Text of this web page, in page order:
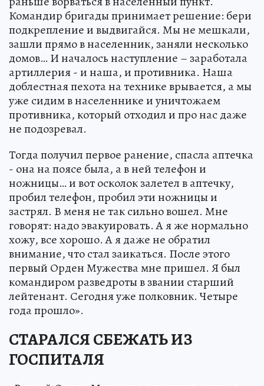
Командир бригады принимает решение: бери
подкрепление и выдвигайся. Мы не мешкали,
зашли прямо в населенник, заняли несколько
домов… И началось наступление – заработала
артиллерия - и наша, и противника. Наша
доблестная пехота на технике врывается, а мы
уже сидим в населеннике и уничтожаем
противника, который отходил и про нас даже
не подозревал.
Тогда получил первое ранение, спасла аптечка
- она на поясе была, а в ней телефон и
ножницы… и вот осколок залетел в аптечку,
пробил телефон, пробил эти ножницы и
застрял. В меня не так сильно вошел. Мне
говорят: надо эвакуировать. А я же нормально
хожу, все хорошо. А я даже не обратил
внимание, что стал заикаться. После этого
первый Орден Мужества мне пришел. Я был
командиром разведроты в звании старший
лейтенант. Сегодня уже полковник. Четыре
года прошло».
СТАРАЛСЯ СБЕЖАТЬ ИЗ
ГОСПИТАЛЯ